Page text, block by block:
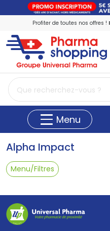
Profiter de toutes nos offres !
Menu
Alpha Impact
Menu/Filtres